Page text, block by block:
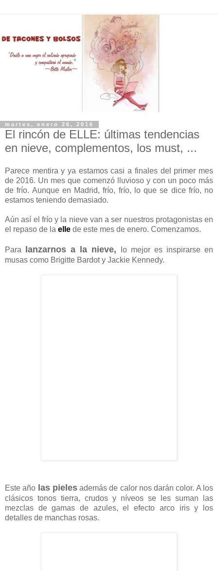
martes, enero 26, 2016
El rincón de ELLE: últimas tendencias
en nieve, complementos, los must, ...
Parece mentira y ya estamos casi a finales del primer mes
de 2016. Un mes que comenzó lluvioso y con un poco más
de frío. Aunque en Madrid, frío, frío, lo que se dice frío, no
estamos teniendo demasiado.
Aún así el frío y la nieve van a ser nuestros protagonistas en
el repaso de la elle de este mes de enero. Comenzamos.
Para lanzarnos a la nieve, lo mejor es inspirarse en
musas como Brigitte Bardot y Jackie Kennedy.
Este año las pielesademás de calor nos darán color. A los
clásicos tonos tierra, crudos y níveos se les suman las
mezclas de gamas de azules, el efecto arco iris y los
detalles de manchas rosas.